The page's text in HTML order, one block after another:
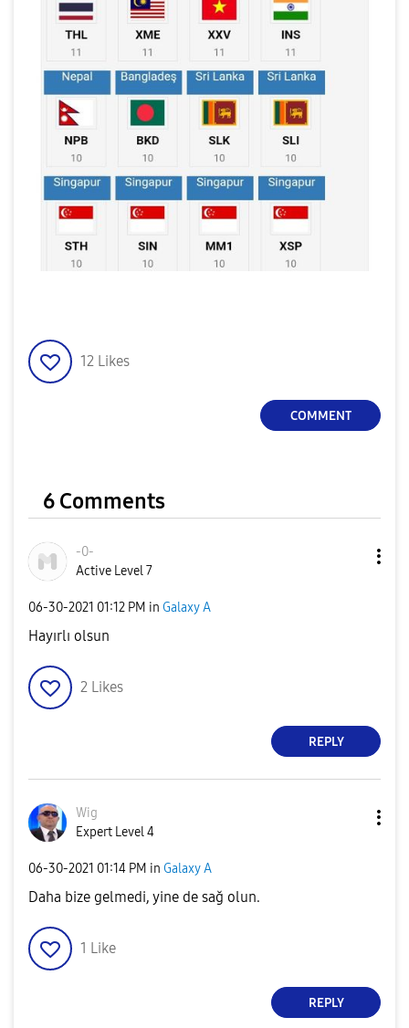
12 Likes
COMMENT
6 Comments
-0-
Active Level 7
‎06-30-2021 01:12 PM in Galaxy A
Hayırlı olsun
2 Likes
REPLY
Wig
Expert Level 4
‎06-30-2021 01:14 PM in Galaxy A
Daha bize gelmedi, yine de sağ olun.
1 Like
REPLY